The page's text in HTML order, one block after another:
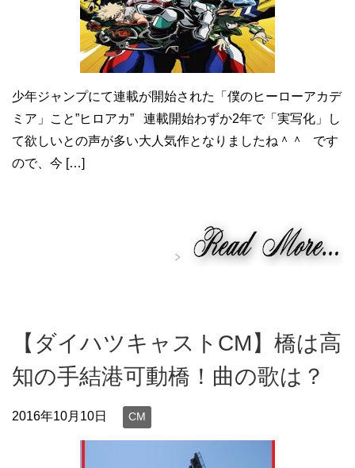
少年ジャンプにて連載が開始された「僕のヒーローアカデ
ミア」こと”ヒロアカ” 連載開始わずか2年で「実写化」し
て欲しいとの声が多い大人気作となりましたね＾＾ です
ので、今 […]
【ダイハツキャストCM】橋は高
知の手結港可動橋！曲の歌は？
2016年10月10日 CM